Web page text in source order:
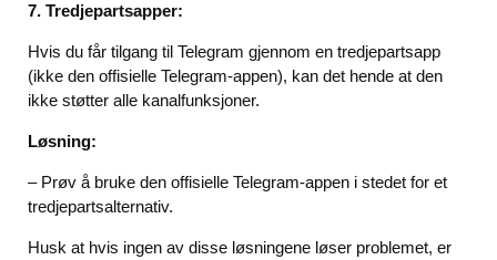
7. Tredjepartsapper:
Hvis du får tilgang til Telegram gjennom en tredjepartsapp
(ikke den offisielle Telegram-appen), kan det hende at den
ikke støtter alle kanalfunksjoner.
Løsning:
– Prøv å bruke den offisielle Telegram-appen i stedet for et
tredjepartsalternativ.
Husk at hvis ingen av disse løsningene løser problemet, er